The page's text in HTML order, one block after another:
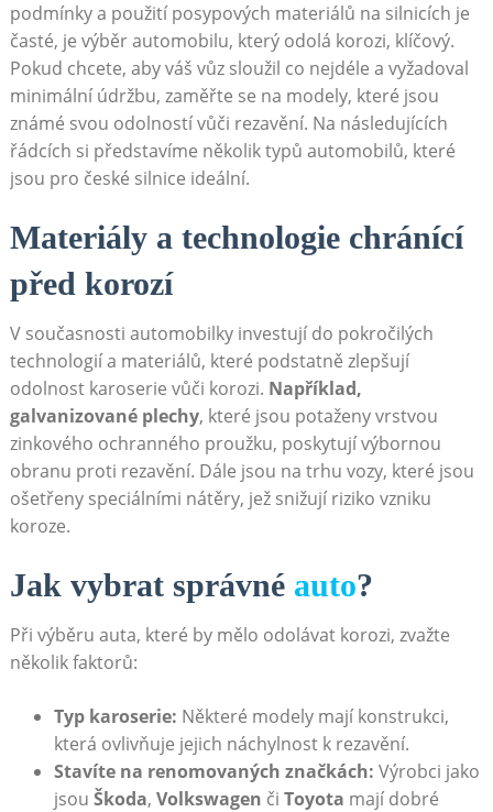
podmínky a použití posypových materiálů na silnicích je
časté, je výběr automobilu, který odolá korozi, klíčový.
Pokud chcete, aby váš vůz sloužil co nejdéle a vyžadoval
minimální údržbu, zaměřte se na modely, které jsou
známé svou odolností vůči rezavění. Na následujících
řádcích si představíme několik typů automobilů, které
jsou pro české silnice ideální.
Materiály a technologie chránící
před korozí
V současnosti automobilky investují do pokročilých
technologií a materiálů, které podstatně zlepšují
odolnost karoserie vůči korozi. Například,
galvanizované plechy, které jsou potaženy vrstvou
zinkového ochranného proužku, poskytují výbornou
obranu proti rezavění. Dále jsou na trhu vozy, které jsou
ošetřeny speciálními nátěry, jež snižují riziko vzniku
koroze.
Jak vybrat správné auto?
Při výběru auta, které by mělo odolávat korozi, zvažte
několik faktorů:
Typ karoserie: Některé modely mají konstrukci,
která ovlivňuje jejich náchylnost k rezavění.
Stavíte na renomovaných značkách: Výrobci jako
jsou Škoda, Volkswagen či Toyota mají dobré